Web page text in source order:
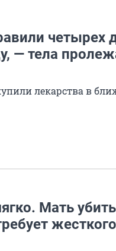
четырех
— тела
лекарства в
Мать